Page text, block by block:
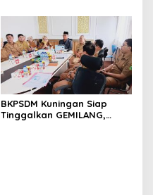
ASI, Cegah Stunting hingga
Perawatan Lansia
BKPSDM Kuningan Siap
Tinggalkan GEMILANG,